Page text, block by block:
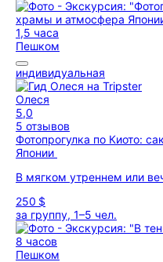
1,5 часа
Пешком
индивидуальная
Олеся
5,0
5 отзывов
Фотопрогулка по Киото:
Японии
В мягком утреннем или
250 $
за группу, 1–5 чел.
8 часов
Пешком